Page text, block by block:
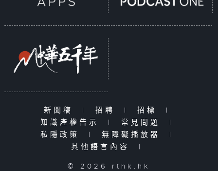
新聞稿 | 招聘 | 招標
|
知識產權告示
| 常見問題
|
私隱政策
| 無障礙播放器
|
其他語言內容
|
© 2026 rthk.hk